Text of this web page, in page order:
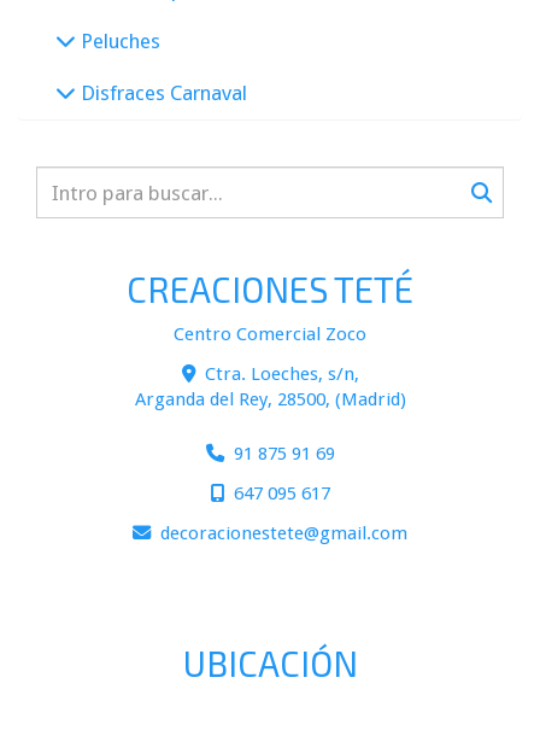
Peluches
Disfraces Carnaval
CREACIONES TETÉ
Centro Comercial Zoco
Ctra. Loeches, s/n,
Arganda del Rey, 28500, (Madrid)
91 875 91 69
647 095 617
decoracionestete
gmail.com
UBICACIÓN